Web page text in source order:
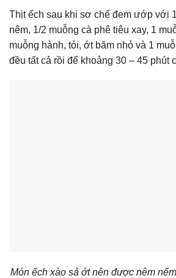
Thịt ếch sau khi sơ chế đem ướp với
nêm, 1/2 muỗng cà phê tiêu xay, 1
muỗng hành, tỏi, ớt băm nhỏ và 1
đều tất cả rồi để khoảng 30 – 45 phút
Món ếch xào sả ớt nên được nêm